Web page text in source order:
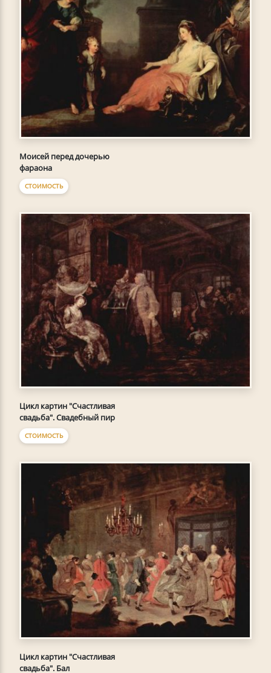
Моисей перед дочерью
фараона
СТОИМОСТЬ
Цикл картин "Счастливая
свадьба". Свадебный пир
СТОИМОСТЬ
Цикл картин "Счастливая
свадьба". Бал